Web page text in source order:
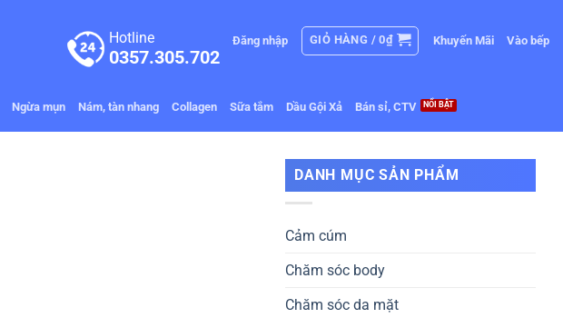
Hotline
0357.305.702
Đăng nhập GIỎ HÀNG /0₫ Khuyến Mãi Vào bếp
Ngừa mụn Nám, tàn nhang Collagen Sữa tắm Dầu Gội Xả Bán sỉ, CTV
DANH MỤC SẢN PHẨM
Cảm cúm
Chăm sóc body
Chăm sóc da mặt